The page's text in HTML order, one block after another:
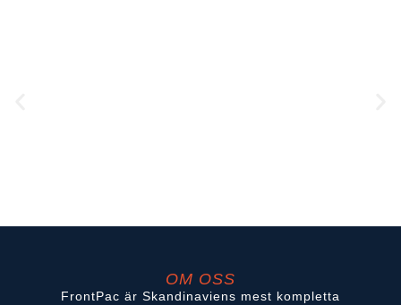
OM OSS
FrontPac är Skandinaviens mest kompletta